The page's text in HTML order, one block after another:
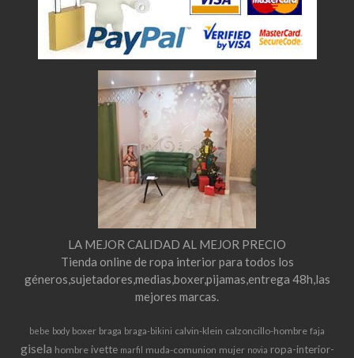
LA MEJOR CALIDAD AL MEJOR PRECIO
Tienda online de ropa interior para todos los
géneros,sujetadores,medias,boxer,pijamas,entrega 48h,las
mejores marcas.
bebe body boxer braga braga-bikini calvin-klein calzoncillo-hombre faja
gisela hombre ivette marfil muda-comunion mujer novia ropa-interior-